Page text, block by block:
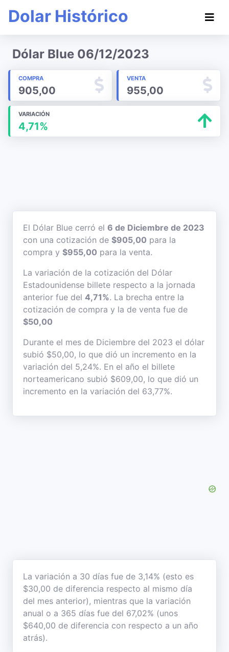
Dolar Histórico
Dólar Blue 06/12/2023
COMPRA
905,00
VENTA
955,00
VARIACIÓN
4,71%
El Dólar Blue cerró el 6 de Diciembre de 2023
con una cotización de $905,00 para la
compra y $955,00 para la venta.
La variación de la cotización del Dólar
Estadounidense billete respecto a la jornada
anterior fue del 4,71%. La brecha entre la
cotización de compra y la de venta fue de
$50,00
Durante el mes de Diciembre del 2023 el dólar
subió $50,00, lo que dió un incremento en la
variación del 5,24%. En el año el billete
norteamericano subió $609,00, lo que dió un
incremento en la variación del 63,77%.
La variación a 30 días fue de 3,14% (esto es
$30,00 de diferencia respecto al mismo día
del mes anterior), mientras que la variación
anual o a 365 días fue del 67,02% (unos
$640,00 de diferencia con respecto a un año
atrás).